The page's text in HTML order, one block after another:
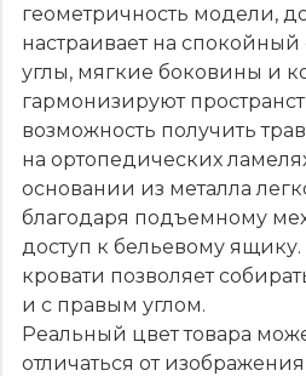
геометричность модели,
настраивает на
углы, мягкие боковины и
гармонизируют
возможность получить
на ортопедических
основании из металла
благодаря подъемному
доступ к бельевому
кровати позволяет
и с правым углом.
Реальный цвет товара
отличаться от